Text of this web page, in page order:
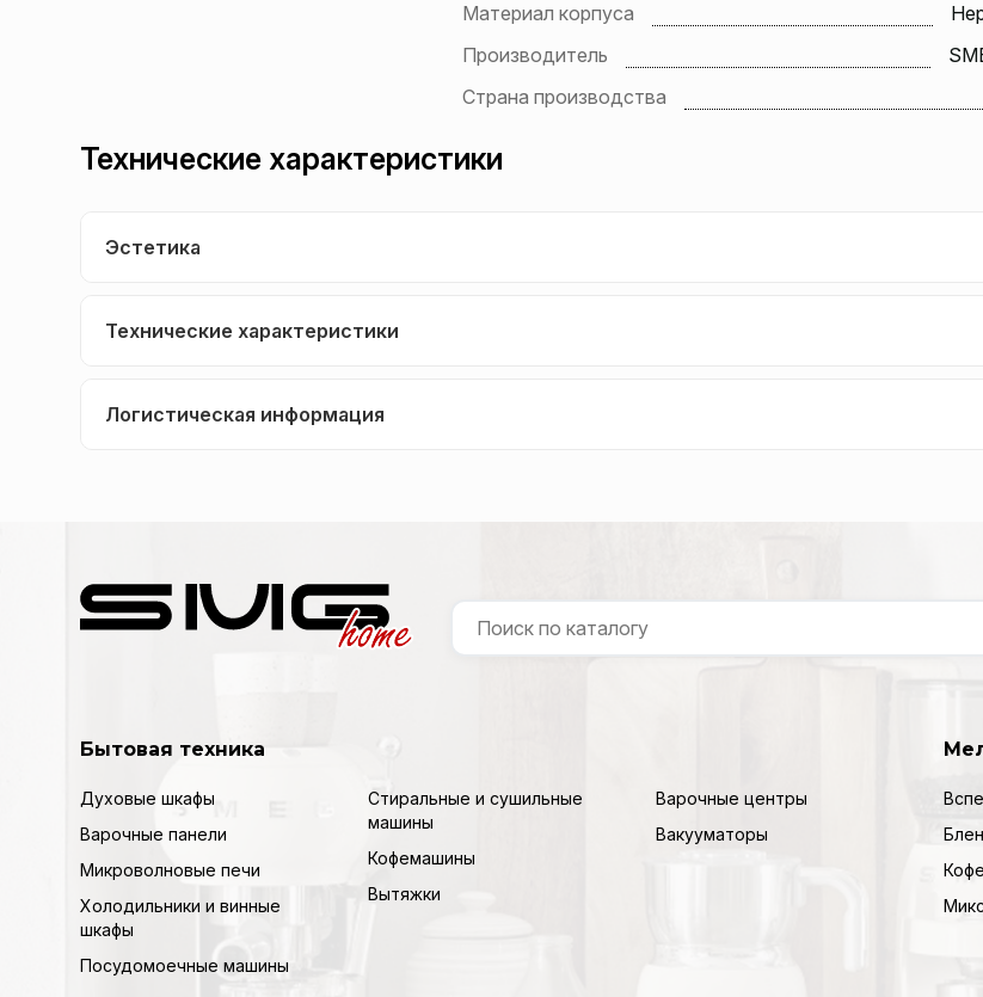
Материал корпуса
Производитель
Страна производства
Технические характеристики
Эстетика
Технические характеристики
Логистическая информация
Бытовая техника
Духовые шкафы
Варочные панели
Микроволновые печи
Холодильники и винные
шкафы
Посудомоечные машины
Стиральные и сушильные
машины
Кофемашины
Вытяжки
Варочные центры
Вакууматоры